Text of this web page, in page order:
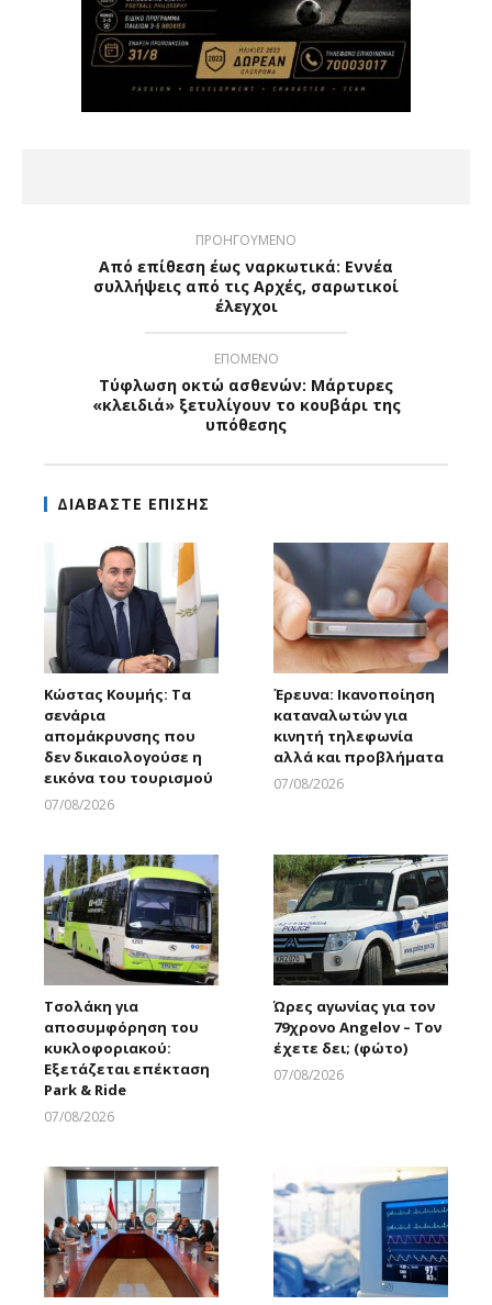
ΠΡΟΗΓΟΥΜΕΝΟ
Από επίθεση έως ναρκωτικά: Εννέα
συλλήψεις από τις Αρχές, σαρωτικοί
έλεγχοι
ΕΠΟΜΕΝΟ
Τύφλωση οκτώ ασθενών: Μάρτυρες
«κλειδιά» ξετυλίγουν το κουβάρι της
υπόθεσης
ΔΙΑΒΑΣΤΕ ΕΠΙΣΗΣ
Κώστας Κουμής: Τα
σενάρια
απομάκρυνσης που
δεν δικαιολογούσε η
εικόνα του τουρισμού
07/08/2026
Έρευνα: Ικανοποίηση
καταναλωτών για
κινητή τηλεφωνία
αλλά και προβλήματα
07/08/2026
Τσολάκη για
αποσυμφόρηση του
κυκλοφοριακού:
Εξετάζεται επέκταση
Park & Ride
07/08/2026
Ώρες αγωνίας για τον
79χρονο Angelov – Τον
έχετε δει; (φώτο)
07/08/2026